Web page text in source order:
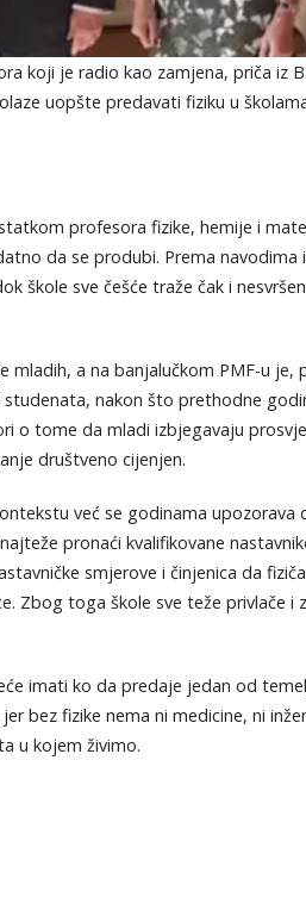
koji je radio kao zamjena, priča iz
uopšte predavati fiziku u
profesora fizike, hemije i
da se produbi. Prema navodima
škole sve češće traže čak i
mladih, a na banjalučkom PMF-u je,
nakon što prethodne
o tome da mladi izbjegavaju
društveno cijenjen.
već se godinama upozorava
pronaći kvalifikovane
smjerove i činjenica da
Zbog toga škole sve teže privlače i
imati ko da predaje jedan od
bez fizike nema ni medicine, ni
u kojem živimo.